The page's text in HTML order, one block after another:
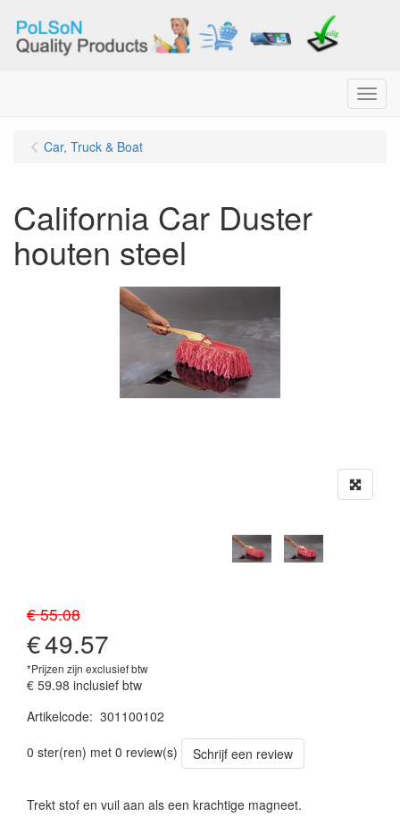
Menu
Car, Truck & Boat
California Car Duster
houten steel
€ 55.08
€49.57
*Prijzen zijn exclusief btw
€ 59.98 inclusief btw
Artikelcode: 301100102
0 ster(ren) met 0 review(s)
Schrijf een review
Trekt stof en vuil aan als een krachtige magneet.